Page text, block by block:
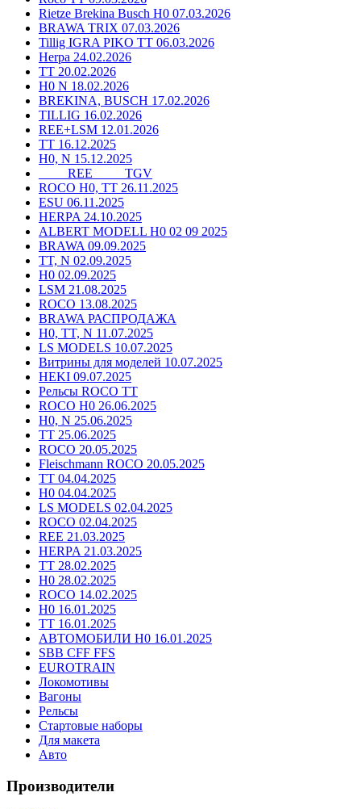
Rietze Brekina Busch H0 07.03.2026
BRAWA TRIX 07.03.2026
Tillig IGRA PIKO TT 06.03.2026
Herpa 24.02.2026
TT 20.02.2026
H0 N 18.02.2026
BREKINA, BUSCH 17.02.2026
TILLIG 16.02.2026
REE+LSM 12.01.2026
TT 16.12.2025
H0, N 15.12.2025
____ REE ____ TGV
ROCO H0, TT 26.11.2025
ESU 06.11.2025
HERPA 24.10.2025
ALBERT MODELL H0 02 09 2025
BRAWA 09.09.2025
TT, N 02.09.2025
H0 02.09.2025
LSM 21.08.2025
ROCO 13.08.2025
BRAWA РАСПРОДАЖА
H0, TT, N 11.07.2025
LS MODELS 10.07.2025
Витрины для моделей 10.07.2025
HEKI 09.07.2025
Рельсы ROCO TT
ROCO H0 26.06.2025
H0, N 25.06.2025
TT 25.06.2025
ROCO 20.05.2025
Fleischmann ROCO 20.05.2025
TT 04.04.2025
H0 04.04.2025
LS MODELS 02.04.2025
ROCO 02.04.2025
REE 21.03.2025
HERPA 21.03.2025
TT 28.02.2025
H0 28.02.2025
ROCO 14.02.2025
H0 16.01.2025
TT 16.01.2025
АВТОМОБИЛИ H0 16.01.2025
SBB CFF FFS
EUROTRAIN
Локомотивы
Вагоны
Рельсы
Стартовые наборы
Для макета
Авто
Производители